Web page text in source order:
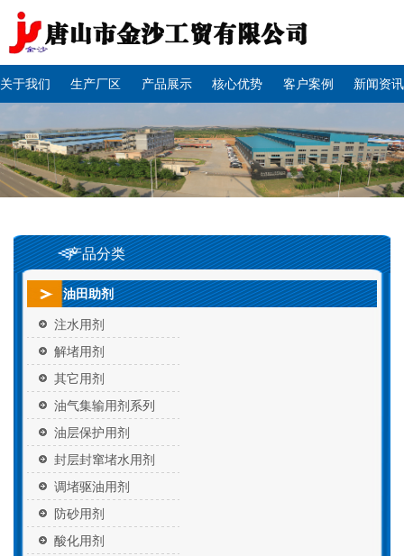
关于我们 生产厂区 产品展示 核心优势 客户案例 新闻资讯
产品分类
油田助剂
注水用剂
解堵用剂
其它用剂
油气集输用剂系列
油层保护用剂
封层封窜堵水用剂
调堵驱油用剂
防砂用剂
酸化用剂